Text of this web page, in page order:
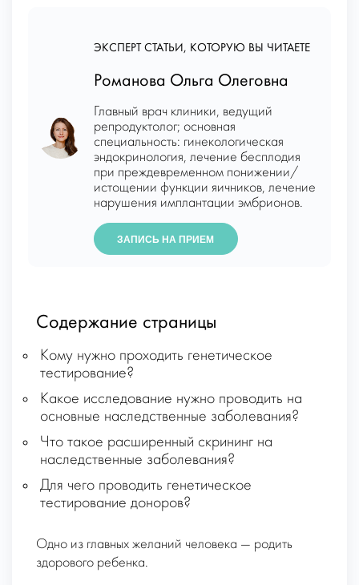
ЭКСПЕРТ СТАТЬИ, КОТОРУЮ ВЫ ЧИТАЕТЕ
Романова Ольга Олеговна
Главный врач клиники, ведущий
репродуктолог; основная
специальность: гинекологическая
эндокринология, лечение бесплодия
при преждевременном понижении/
истощении функции яичников, лечение
нарушения имплантации эмбрионов.
ЗАПИСЬ НА ПРИЕМ
Содержание страницы
Кому нужно проходить генетическое
тестирование?
Какое исследование нужно проводить на
основные наследственные заболевания?
Что такое расширенный скрининг на
наследственные заболевания?
Для чего проводить генетическое
тестирование доноров?
Одно из главных желаний человека — родить
здорового ребенка.